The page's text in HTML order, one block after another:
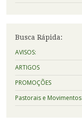
Busca Rápida:
AVISOS:
ARTIGOS
PROMOÇÕES
Pastorais e Movimentos